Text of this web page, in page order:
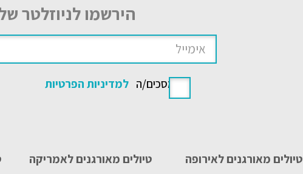
הירשמו לניוזלטר
אני מסכים/ה למדיניות הפרטיות
טיולים מאורגנים לאירופה טיולים מאורגנים לאמריקה